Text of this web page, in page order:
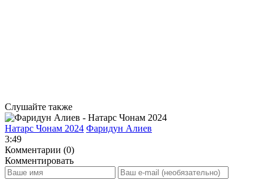
Слушайте также
Натарс Чонам 2024 Фаридун Алиев
3:49
Комментарии (0)
Комментировать